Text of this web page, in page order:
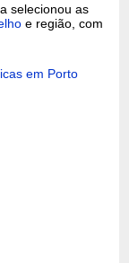
selecionou as
e região, com
em Porto